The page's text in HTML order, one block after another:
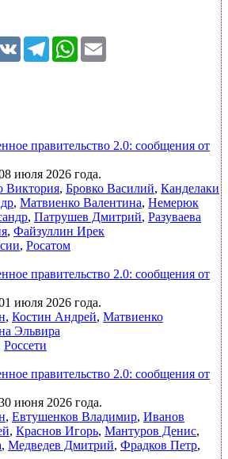
VK TelegramWhatsApp
правительство 2.0: сообщения от
июля 2026 года.
Виктория, Бровко Василий, Канделаки
, Матвиенко Валентина, Немерюк
, Патрушев Дмитрий, Разуваева
, Файзуллин Ирек
, Росатом
правительство 2.0: сообщения от
июля 2026 года.
, Костин Андрей, Матвиенко
Эльвира
Россети
правительство 2.0: сообщения от
июня 2026 года.
, Евтушенков Владимир, Иванов
, Краснов Игорь, Мантуров Денис,
, Медведев Дмитрий, Фрадков Петр,